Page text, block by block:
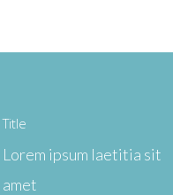
Title
Lorem ipsum laetitia sit
amet